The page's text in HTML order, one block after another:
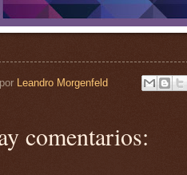
Leandro Morgenfeld
comentarios: